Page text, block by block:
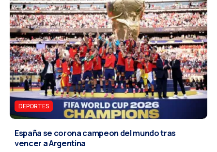
DEPORTES
España se corona campeon del mundo tras
vencer a Argentina